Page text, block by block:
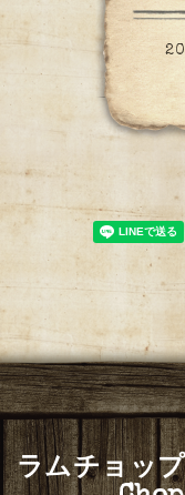
ラムチョッ